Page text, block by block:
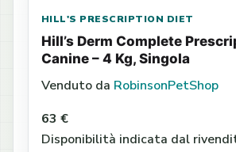
HILL'S PRESCRIPTION DIET
Hill’s Derm Complete
Canine – 4 Kg, Singola
Venduto da RobinsonPetShop
63 €
Disponibilità indicata dal